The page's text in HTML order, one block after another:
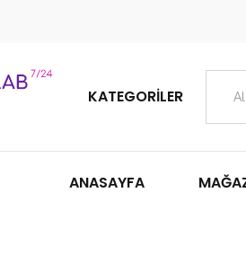
KATEGORILER
ANASAYFA